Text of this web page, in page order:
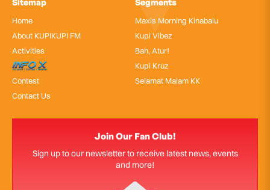
Sitemap
Home
About KUPIKUPI FM
Activities
InfoX
Contest
Contact Us
Segments
Maxis Morning Kinabalu
Kupi Vibez
Bah, Atur!
Kupi Kruz
Selamat Malam KK
Join Our Fan Club!
Sign up to our newsletter to receive latest news, events
and more!